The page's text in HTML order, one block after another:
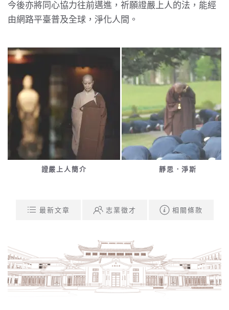
今後亦將同心協力往前邁進，祈願證嚴上人的法，能經
由網路平臺普及全球，淨化人間。
靜思．淨斯 靜思人文
最新文章 志業徵才 相關條款